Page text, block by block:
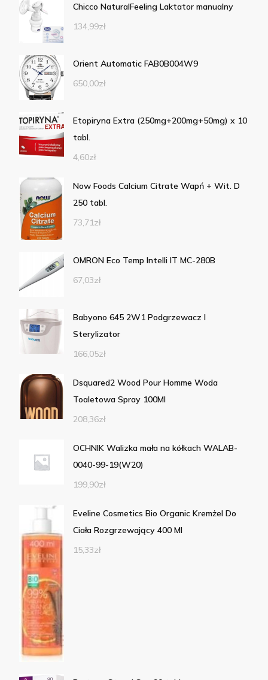
Chicco NaturalFeeling Laktator manualny
134,99zł
Orient Automatic FAB0B004W9
650,00zł
Etopiryna Extra (250mg+200mg+50mg) x 10
tabl.
4,60zł
Now Foods Calcium Citrate Wapń + Wit. D
250 tabl.
73,71zł
OMRON Eco Temp Intelli IT MC-280B
67,03zł
Babyono 645 2W1 Podgrzewacz I
Sterylizator
166,05zł
Dsquared2 Wood Pour Homme Woda
Toaletowa Spray 100Ml
208,36zł
OCHNIK Walizka mała na kółkach WALAB-
0040-99-19(W20)
199,90zł
Eveline Cosmetics Bio Organic Kremżel Do
Ciała Rozgrzewający 400 Ml
15,33zł